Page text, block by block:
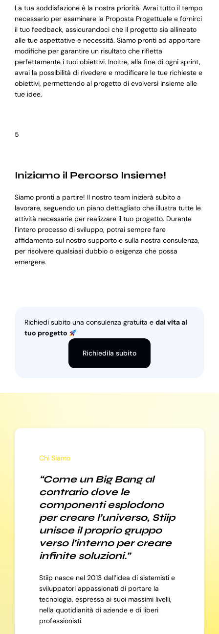
La tua soddisfazione è la nostra priorità. Avrai tutto il tempo
necessario per esaminare la Proposta Progettuale e fornirci
il tuo feedback, assicurandoci che il progetto sia allineato
alle tue aspettative e necessità. Siamo pronti ad apportare
modifiche per garantire un risultato che rifletta
perfettamente i tuoi obiettivi. Inoltre, alla fine di ogni sprint,
avrai la possibilità di rivedere e modificare le tue richieste e
obiettivi, permettendo al progetto di evolversi insieme alle
tue idee.
5
Iniziamo il Percorso Insieme!
Siamo pronti a partire! Il nostro team inizierà subito a
lavorare, seguendo un piano dettagliato che illustra tutte le
attività necessarie per realizzare il tuo progetto. Durante
l’intero processo di sviluppo, potrai sempre fare
affidamento sul nostro supporto e sulla nostra consulenza,
per risolvere qualsiasi dubbio o esigenza che possa
emergere.
Richiedi subito una consulenza gratuita e dai vita al
tuo progetto
Richiedila subito
Chi Siamo
“Come un Big Bang al
contrario dove le
componenti esplodono
per creare l’universo, Stiip
unisce il proprio gruppo
verso l’interno per creare
infinite soluzioni.”
Stiip nasce nel 2013 dall’idea di sistemisti e
sviluppatori appassionati di portare la
tecnologia, espressa ai suoi massimi livelli,
nella quotidianità di aziende e di liberi
professionisti.